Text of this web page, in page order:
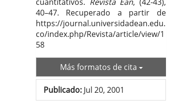
cuantitativos. Revista Ean, (42-43),
40–47. Recuperado a partir de
https://journal.universidadean.edu.
co/index.php/Revista/article/view/1
58
Más formatos de cita
Publicado: Jul 20, 2001